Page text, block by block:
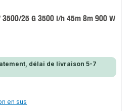
3500/25 G 3500 l/h 45m 8m 900 W
délai de livraison 5-7
en sus